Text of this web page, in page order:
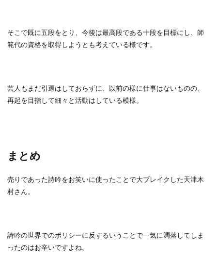
そこで既に五段をとり、今後は最高段である十段を目標にし、師
範代の資格を取得しようとも考えている様です。
芸人もまだ引退はしておらずに、以前の様に仕事はないものの、
再起を目指して細々と活動はしている模様。
まとめ
売りであった詩吟をお笑いに使ったことで大ブレイクした天津木
村さん。
詩吟の世界でのポリシーに反するいうことで一気に凋落してしま
ったのはお辛いですよね。